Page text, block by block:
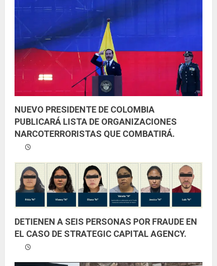
n
o
NUEVO PRESIDENTE DE COLOMBIA
PUBLICARÁ LISTA DE ORGANIZACIONES
NARCOTERRORISTAS QUE COMBATIRÁ.
DETIENEN A SEIS PERSONAS POR FRAUDE EN
EL CASO DE STRATEGIC CAPITAL AGENCY.